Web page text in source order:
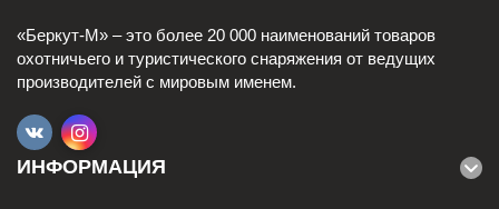
«Беркут-М» – это более 20 000 наименований товаров
охотничьего и туристического снаряжения от ведущих
производителей с мировым именем.
ИНФОРМАЦИЯ